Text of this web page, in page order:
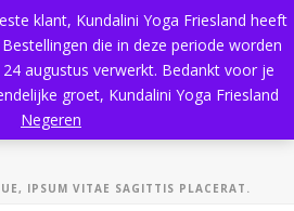
ipsum vitae sagittis
IPSUM VITAE SAGITTIS PLACERAT.
klant, Kundalini Yoga Friesland heeft
die in deze periode worden
augustus verwerkt. Bedankt voor je
groet, Kundalini Yoga Friesland
Negeren